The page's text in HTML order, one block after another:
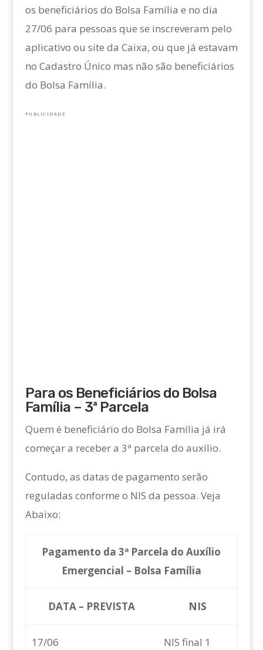
os beneficiários do Bolsa Família e no dia
27/06 para pessoas que se inscreveram pelo
aplicativo ou site da Caixa, ou que já estavam
no Cadastro Único mas não são beneficiários
do Bolsa Família.
PUBLICIDADE
Para os Beneficiários do Bolsa
Família – 3ª Parcela
Quem é beneficiário do Bolsa Família já irá
começar a receber a 3ª parcela do auxílio.
Contudo, as datas de pagamento serão
reguladas conforme o NIS da pessoa. Veja
Abaixo:
Pagamento da 3ª Parcela do Auxílio
Emergencial – Bolsa Família
DATA – PREVISTA NIS
17/06 NIS final 1